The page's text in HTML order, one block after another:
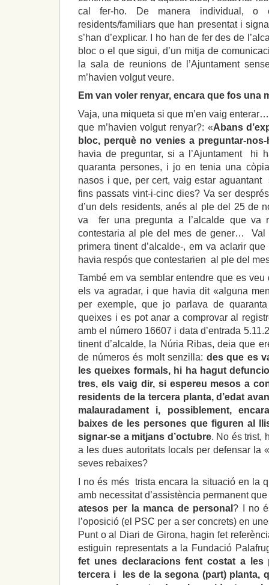
cal fer-ho. De manera individual, o
residents/familiars que han presentat i
s’han d’explicar. I ho han de fer des de
bloc o el que sigui, d’un mitja de
la sala de reunions de l’Ajuntament
m’havien volgut veure.
Em van voler renyar, encara que fos una
Vaja, una miqueta si que m’en vaig
que m’havien volgut renyar?: «Abans
bloc, perquè no venies a preguntar-
havia de preguntar, si a l’Ajuntament hi
quaranta persones, i jo en tenia una
nasos i que, per cert, vaig estar aguantant
fins passats vint-i-cinc dies? Va ser
d’un dels residents, anés al ple del 25 de
va fer una pregunta a l’alcalde que va
contestaria al ple del mes de gener… Val
primera tinent d’alcalde-, em va aclarir
havia respós que contestarien al ple del
També em va semblar entendre que es
els va agradar, i que havia dit «alguna
per exemple, que jo parlava de
queixes i es pot anar a comprovar al
amb el número 16607 i data d’entrada
tinent d’alcalde, la Núria Ribas, deia que
de números és molt senzilla: des que es
les queixes formals, hi ha hagut
tres, els vaig dir, si espereu mesos a
residents de la tercera planta, d’edat
malauradament i, possiblement,
baixes de les persones que figuren al
signar-se a mitjans d’octubre. No és trist,
a les dues autoritats locals per defensar la
seves rebaixes?
I no és més trista encara la situació en la
amb necessitat d’assistència permanent
atesos per la manca de personal? I no
l’oposició (el PSC per a ser concrets) en
Punt o al Diari de Girona, hagin fet
estiguin representats a la Fundació
fet unes declaracions fent costat a les
tercera i les de la segona (part) planta,